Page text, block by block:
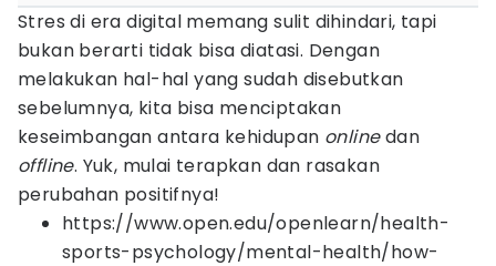
Stres di era digital memang sulit dihindari, tapi
bukan berarti tidak bisa diatasi. Dengan
melakukan hal-hal yang sudah disebutkan
sebelumnya, kita bisa menciptakan
keseimbangan antara kehidupan onlinedan
offline. Yuk, mulai terapkan dan rasakan
perubahan positifnya!
https://www.open.edu/openlearn/health-
sports-psychology/mental-health/how-